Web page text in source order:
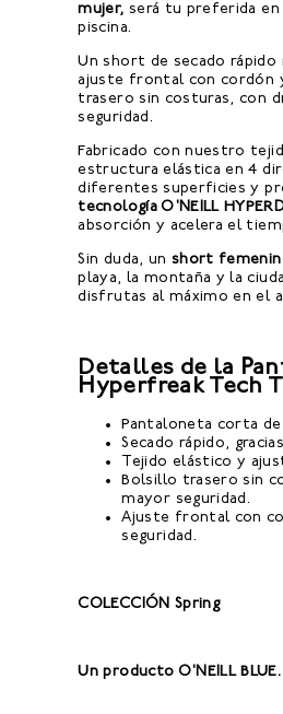
mujer, será tu preferida en
piscina.
Un short de secado
ajuste frontal con cordón
trasero sin costuras, con
seguridad.
Fabricado con nuestro
estructura elástica en 4
diferentes superficies y
tecnología O'NEILL
absorción y acelera el
Sin duda, un short
playa, la montaña y la
disfrutas al máximo en el
Detalles de la
Hyperfreak Tech
Pantaloneta corta de
Secado rápido,
Tejido elástico y
Bolsillo trasero sin
mayor seguridad.
Ajuste frontal con
seguridad.
COLECCIÓN Spring
Un producto O'NEILL BLUE.